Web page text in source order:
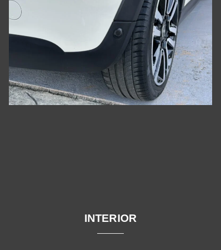
INTERIOR